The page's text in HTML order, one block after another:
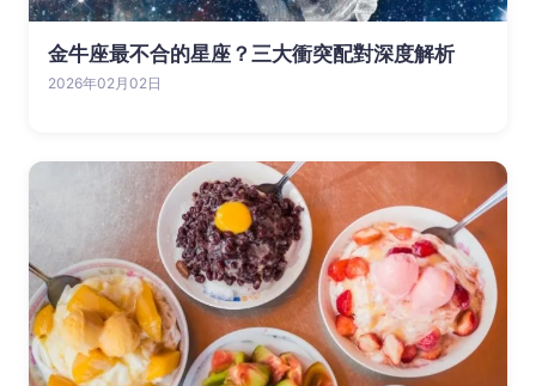
金牛座最不合的星座？三大衝突配對深度解析
2026年02月02日